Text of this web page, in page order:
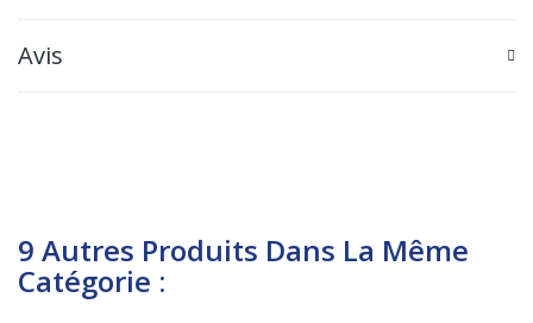
Avis
9 Autres Produits Dans La Même
Catégorie :